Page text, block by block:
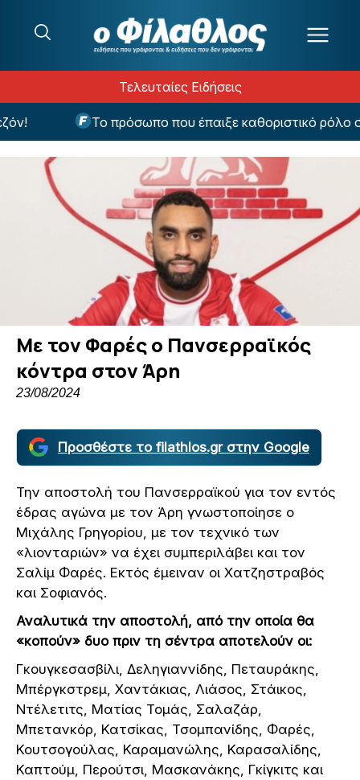
Τελευταίες Ειδήσεις
Το πρόσωπο που έπαιξε καθοριστικό ρόλο
Με τον Φαρές ο Πανσερραϊκός
κόντρα στον Άρη
23/08/2024
Προσθέστε το filathlos.gr στην Google
Την αποστολή του Πανσερραϊκού για τον εντός
έδρας αγώνα με τον Άρη γνωστοποίησε ο
Μιχάλης Γρηγορίου, με τον τεχνικό των
«λιονταριών» να έχει συμπεριλάβει και τον
Σαλίμ Φαρές. Εκτός έμειναν οι Χατζηστραβός
και Σοφιανός.
Αναλυτικά την αποστολή, από την οποία θα
«κοπούν» δυο πριν τη σέντρα αποτελούν οι:
Γκουγκεσασβίλι, Δεληγιαννίδης, Πεταυράκης,
Μπέργκστρεμ, Χαντάκιας, Λιάσος, Στάικος,
Ντέλετιτς, Ματίας Τομάς, Σαλαζάρ,
Μπετανκόρ, Κατσίκας, Τσομπανίδης, Φαρές,
Κουτσογούλας, Καραμανώλης, Καρασαλίδης,
Καπτούμ, Περούτσι, Μασκανάκης, Γκίγκιτς και